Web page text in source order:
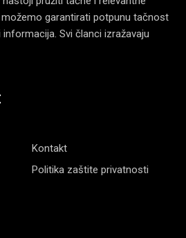
garantirati potpunu tačnost
Svi članci izražavaju
Kontakt
Politika zaštite privatnosti